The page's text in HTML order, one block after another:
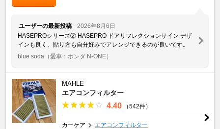
ユーザーの最新投稿
2026年8月6日
HASEPROシリーズ② HASEPRO ドアリフレクションサイン デザ
インも良く、貼り方も自分好みでアレンジできるのが良いです。
blue soda （愛車：ホンダ N-ONE）
MAHLE
エアコンフィルター
4.40 （542件）
カーケア エアコンフィルター